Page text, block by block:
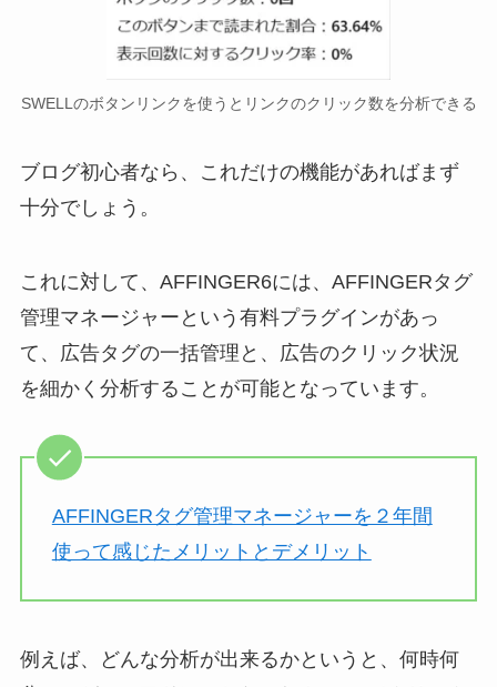
SWELLのボタンリンクを使うとリンクのクリック数を分析できる
ブログ初心者なら、これだけの機能があればまず
十分でしょう。
これに対して、AFFINGER6には、AFFINGERタグ
管理マネージャーという有料プラグインがあっ
て、広告タグの一括管理と、広告のクリック状況
を細かく分析することが可能となっています。
AFFINGERタグ管理マネージャーを２年間
使って感じたメリットとデメリット
例えば、どんな分析が出来るかというと、何時何